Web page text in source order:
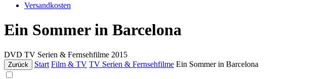
Versandkosten
Ein Sommer in Barcelona
DVD TV Serien & Fernsehfilme 2015
Zurück Start Film & TV TV Serien & Fernsehfilme Ein Sommer in Barcelona